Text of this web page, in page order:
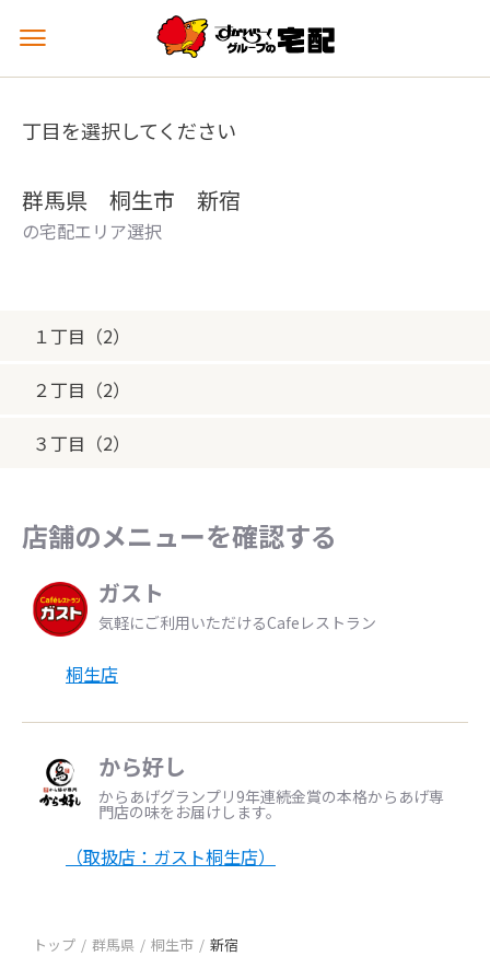
メ
ュ
を
丁目を選択してください
群馬県 桐生市 新宿
の宅配エリア選択
１丁目（2）
２丁目（2）
３丁目（2）
店舗のメニューを確認する
ガスト
気軽にご利用いただけるCafeレストラン
桐生店
から好し
からあげグランプリ9年連続金賞の本格からあげ専
門店の味をお届けします。
（取扱店：ガスト桐生店）
トップ 群馬県 桐生市 新宿